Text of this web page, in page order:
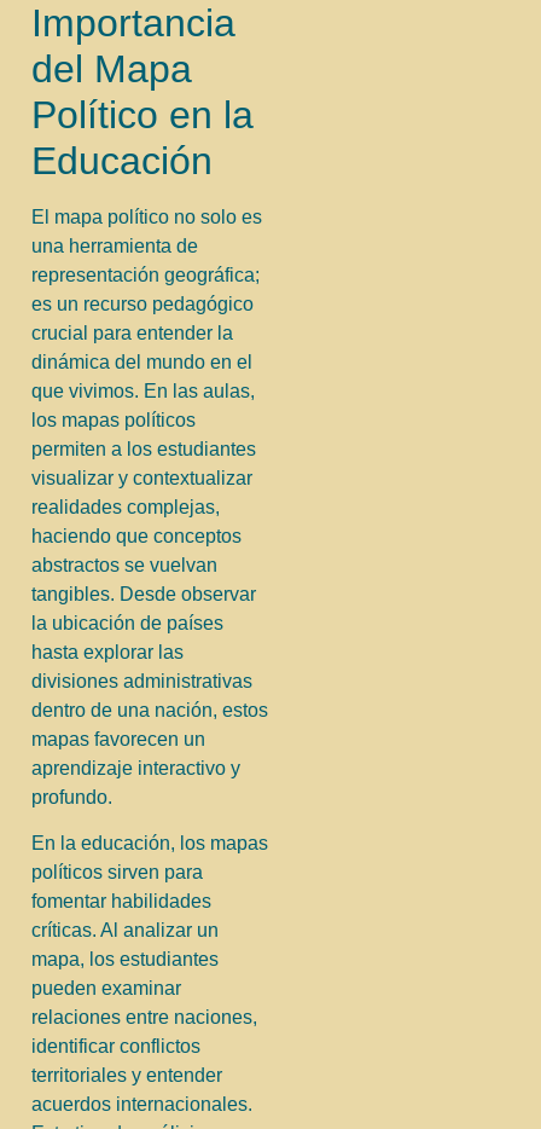
Importancia
del Mapa
Político en la
Educación
El mapa político no solo es
una herramienta de
representación geográfica;
es un recurso pedagógico
crucial para entender la
dinámica del mundo en el
que vivimos. En las aulas,
los mapas políticos
permiten a los estudiantes
visualizar y contextualizar
realidades complejas,
haciendo que conceptos
abstractos se vuelvan
tangibles. Desde observar
la ubicación de países
hasta explorar las
divisiones administrativas
dentro de una nación, estos
mapas favorecen un
aprendizaje interactivo y
profundo.
En la educación, los mapas
políticos sirven para
fomentar habilidades
críticas. Al analizar un
mapa, los estudiantes
pueden examinar
relaciones entre naciones,
identificar conflictos
territoriales y entender
acuerdos internacionales.